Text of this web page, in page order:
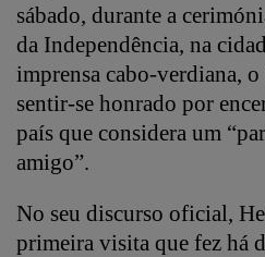
sábado, durante a
da Independência, na
imprensa cabo-verdiana,
sentir-se honrado por
país que considera um
amigo”.
No seu discurso oficial,
primeira visita que fez há